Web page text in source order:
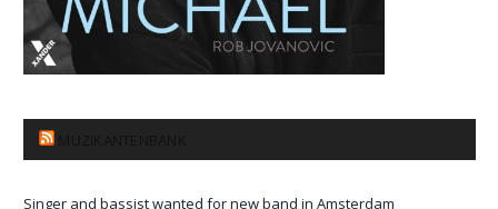
Singer and bassist wanted for new band in Amsterdam